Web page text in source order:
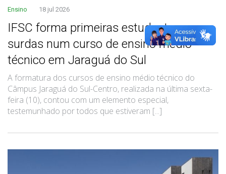
Ensino 18 jul 2026
IFSC forma primeiras estudantes
surdas num curso de ensino médio
técnico em Jaraguá do Sul
A formatura dos cursos de ensino médio técnico do
Câmpus Jaraguá do Sul-Centro, realizada na última sexta-
feira (10), contou com um elemento especial,
testemunhado por todos que estiveram [...]